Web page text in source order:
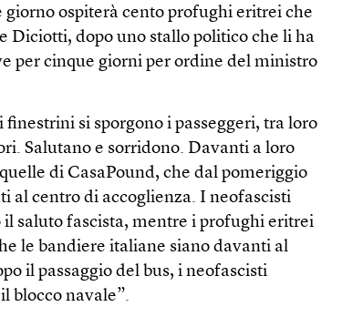
ospiterà cento profughi eritrei che
Diciotti, dopo uno stallo politico che li ha
per cinque giorni per ordine del ministro
si sporgono i passeggeri, tra loro
Salutano e sorridono. Davanti a loro
di CasaPound, che dal pomeriggio
al centro di accoglienza. I neofascisti
saluto fascista, mentre i profughi eritrei
le bandiere italiane siano davanti al
il passaggio del bus, i neofascisti
blocco navale”.